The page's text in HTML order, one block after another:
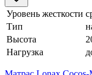
Уровень жесткости
Тип
Высота
Нагрузка